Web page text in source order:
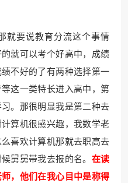
就要说教育分流这个事情
就可以考个好高中，成绩
不好的了有两种选择第一
这一类特长进入高中，第
。那很明显我是第二种去
算机很感兴趣，我数学老
喜欢计算机那就去职高去
舅舅带我去报的名。 在读
，他们在我心目中是称得